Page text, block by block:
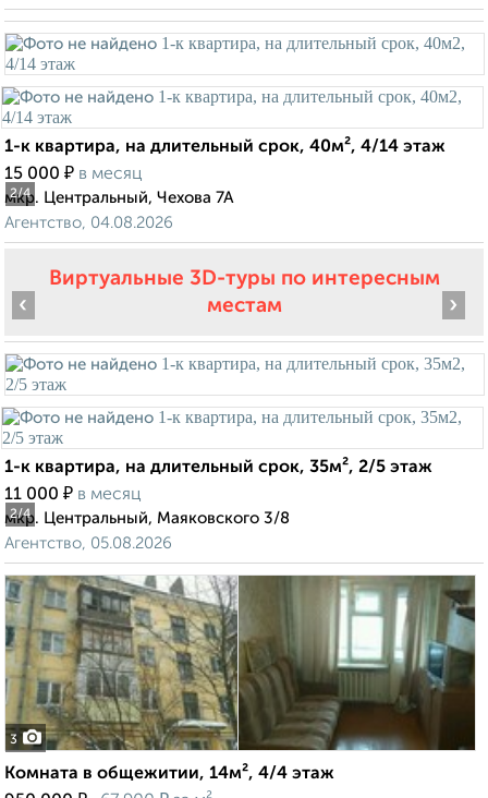
2/4
1-к квартира, на длительный срок, 40м², 4/14 этаж
15 000 ₽ в месяц
мкр. Центральный, Чехова 7А
Агентство, 04.08.2026
Виртуальные 3D-туры по интересным
местам
2/4
‹ ›
1-к квартира, на длительный срок, 35м², 2/5 этаж
11 000 ₽ в месяц
мкр. Центральный, Маяковского 3/8
Агентство, 05.08.2026
3
Комната в общежитии, 14м², 4/4 этаж